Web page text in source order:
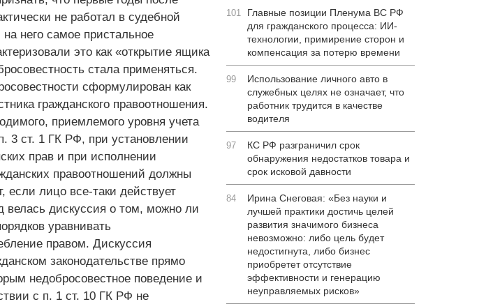
не работал в судебной
него самое пристальное
это как «открытие ящика
стала применяться.
сформулирован как
гражданского правоотношения.
приемлемого уровня учета
3 ст. 1 ГК РФ, при установлении
прав и при исполнении
правоотношений должны
если лицо все-таки действует
велась дискуссия о том, можно ли
уравнивать
правом. Дискуссия
законодательстве прямо
недобросовестное поведение и
с п. 1 ст. 10 ГК РФ не
101
Главные позиции Пленума ВС РФ
для гражданского процесса: ИИ-
технологии, примирение сторон и
компенсация за потерю времени
99
Использование личного авто в
служебных целях не означает, что
работник трудится в качестве
водителя
97
КС РФ разграничил срок
обнаружения недостатков товара и
срок исковой давности
84
Ирина Снеговая: «Без науки и
лучшей практики достичь целей
развития значимого бизнеса
невозможно: либо цель будет
недостигнута, либо бизнес
приобретет отсутствие
эффективности и генерацию
неуправляемых рисков»